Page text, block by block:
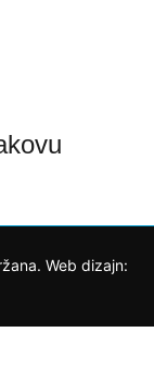
Web dizajn: